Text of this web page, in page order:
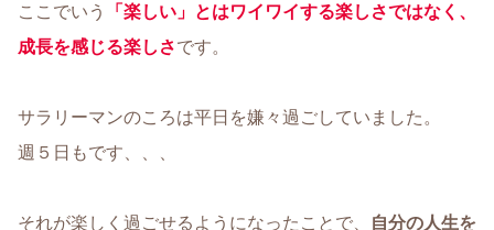
ここでいう
「楽しい」とはワイワイする楽しさではなく、
成長を感じる楽しさです。
サラリーマンのころは平日を嫌々過ごしていました。
週５日もです、、、
それが楽しく過ごせるようになったことで、
自分の人生を